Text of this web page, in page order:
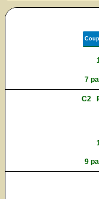
7
C2
9